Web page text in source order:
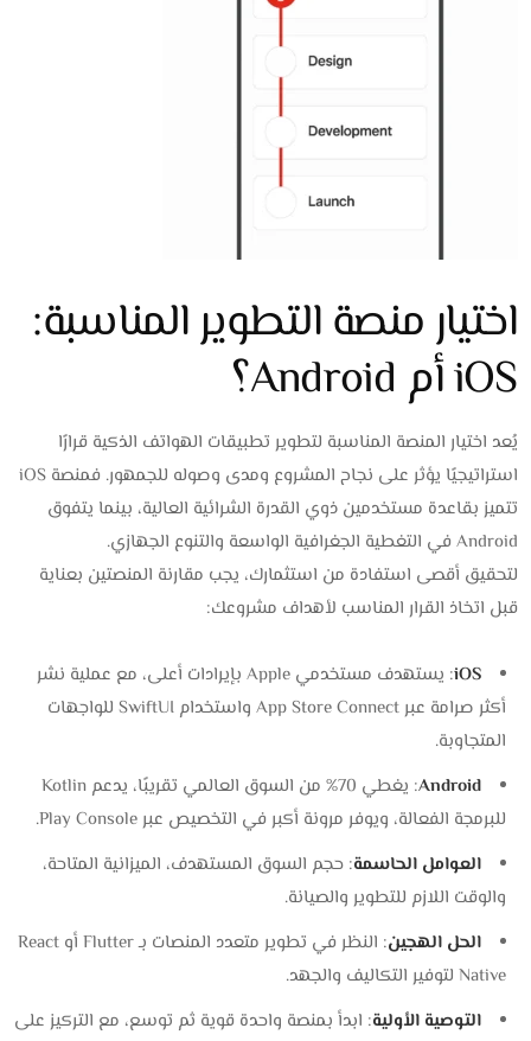
اختيار منصة التطوير المناسبة:
iOS أم Android؟
يُعد اختيار المنصة المناسبة لتطوير تطبيقات الهواتف الذكية قرارًا
استراتيجيًا يؤثر على نجاح المشروع ومدى وصوله للجمهور. فمنصة iOS
تتميز بقاعدة مستخدمين ذوي القدرة الشرائية العالية، بينما يتفوق
Android في التغطية الجغرافية الواسعة والتنوع الجهازي.
لتحقيق أقصى استفادة من استثمارك، يجب مقارنة المنصتين بعناية
قبل اتخاذ القرار المناسب لأهداف مشروعك:
iOS
: يستهدف مستخدمي Apple بإيرادات أعلى، مع عملية نشر
أكثر صرامة عبر App Store Connect واستخدام SwiftUI للواجهات
المتجاوبة.
Android
: يغطي 70% من السوق العالمي تقريبًا، يدعم Kotlin
للبرمجة الفعالة، ويوفر مرونة أكبر في التخصيص عبر Play Console.
العوامل الحاسمة: حجم السوق المستهدف، الميزانية المتاحة،
والوقت اللازم للتطوير والصيانة.
الحل الهجين
: النظر في تطوير متعدد المنصات بـ Flutter أو React
Native لتوفير التكاليف والجهد.
التوصية الأولية: ابدأ بمنصة واحدة قوية ثم توسع، مع التركيز على